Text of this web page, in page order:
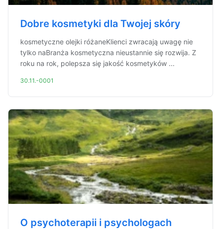
Dobre kosmetyki dla Twojej skóry
kosmetyczne olejki różaneKlienci zwracają uwagę nie
tylko naBranża kosmetyczna nieustannie się rozwija. Z
roku na rok, polepsza się jakość kosmetyków ...
30.11.-0001
O psychoterapii i psychologach